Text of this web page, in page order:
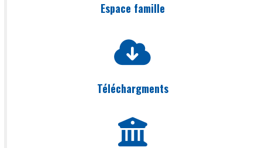
Espace famille
Téléchargments